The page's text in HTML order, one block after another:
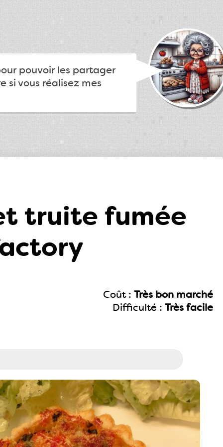
pouvoir les partager
si vous réalisez mes
truite fumée
Coût : Très bon marché
Difficulté : Très facile